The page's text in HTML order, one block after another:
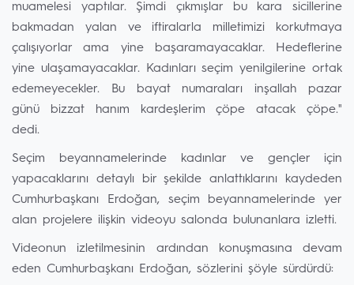
muamelesi yaptılar. Şimdi çıkmışlar bu kara sicillerine
bakmadan yalan ve iftiralarla milletimizi korkutmaya
çalışıyorlar ama yine başaramayacaklar. Hedeflerine
yine ulaşamayacaklar. Kadınları seçim yenilgilerine ortak
edemeyecekler. Bu bayat numaraları inşallah pazar
günü bizzat hanım kardeşlerim çöpe atacak çöpe."
dedi.
Seçim beyannamelerinde kadınlar ve gençler için
yapacaklarını detaylı bir şekilde anlattıklarını kaydeden
Cumhurbaşkanı Erdoğan, seçim beyannamelerinde yer
alan projelere ilişkin videoyu salonda bulunanlara izletti.
Videonun izletilmesinin ardından konuşmasına devam
eden Cumhurbaşkanı Erdoğan, sözlerini şöyle sürdürdü: